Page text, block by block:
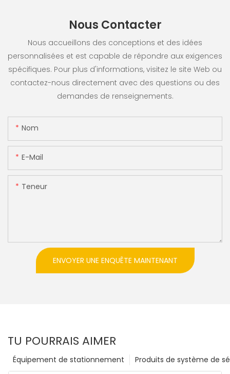
Nous Contacter
Nous accueillons des conceptions et des idées
personnalisées et est capable de répondre aux exigences
spécifiques. Pour plus d'informations, visitez le site Web ou
contactez-nous directement avec des questions ou des
demandes de renseignements.
Nom
E-Mail
Teneur
ENVOYER UNE ENQUÊTE MAINTENANT
TU POURRAIS AIMER
Produits de système de
Équipement de stationnement